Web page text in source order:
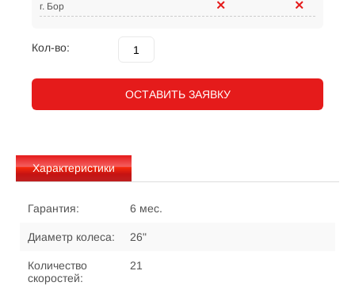
г. Бор
Кол-во:
ОСТАВИТЬ ЗАЯВКУ
Характеристики
Гарантия: 6 мес.
Диаметр колеса: 26"
Количество
скоростей:
21